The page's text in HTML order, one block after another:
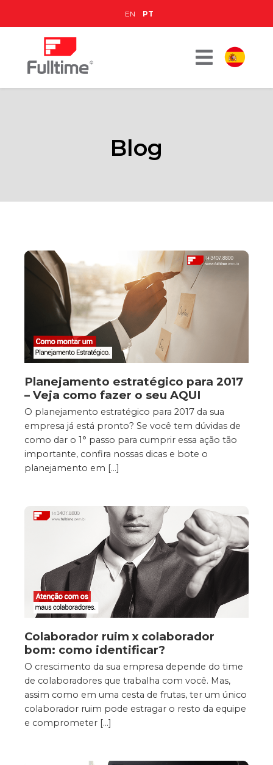
EN PT
Blog
Planejamento estratégico para 2017
– Veja como fazer o seu AQUI
O planejamento estratégico para 2017 da sua
empresa já está pronto? Se você tem dúvidas de
como dar o 1° passo para cumprir essa ação tão
importante, confira nossas dicas e bote o
planejamento em […]
Colaborador ruim x colaborador
bom: como identificar?
O crescimento da sua empresa depende do time
de colaboradores que trabalha com você. Mas,
assim como em uma cesta de frutas, ter um único
colaborador ruim pode estragar o resto da equipe
e comprometer […]